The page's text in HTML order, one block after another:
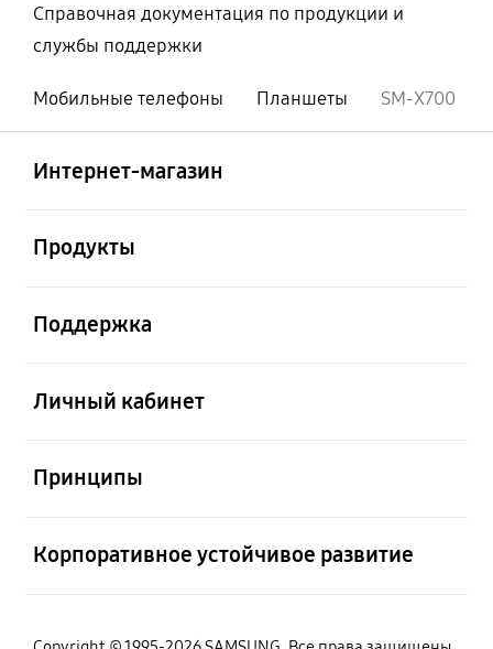
Справочная документация по продукции и
службы поддержки
Мобильные телефоны Планшеты SM-X700
Интернет-магазин
Продукты
Поддержка
Личный кабинет
Принципы
Корпоративное устойчивое развитие